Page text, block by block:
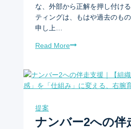
な、外部から正解を押し付け
ティングは、もはや過去のも
申し上…
Read More
提案
ナンバー2への伴